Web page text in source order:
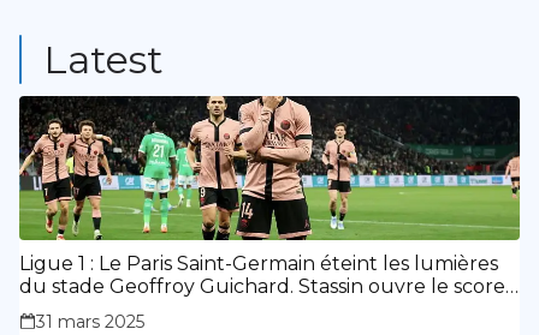
Latest
Ligue 1 : Le Paris Saint-Germain éteint les lumières
du stade Geoffroy Guichard. Stassin ouvre le score,
doublé de Doué.
31 mars 2025